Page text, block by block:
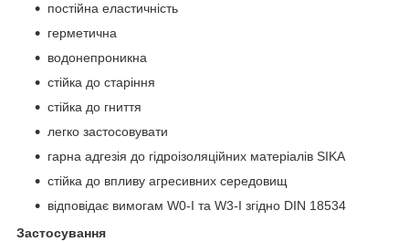
постійна еластичність
герметична
водонепроникна
стійка до старіння
стійка до гниття
легко застосовувати
гарна адгезія до гідроізоляційних матеріалів SIKA
стійка до впливу агресивних середовищ
відповідає вимогам W0-I та W3-I згідно DIN 18534
Застосування